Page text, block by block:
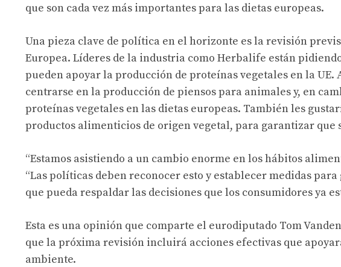
que son cada vez más importantes para las dietas europeas.
Una pieza clave de política en el horizonte es la revisión
Europea. Líderes de la industria como Herbalife están
pueden apoyar la producción de proteínas vegetales en la
centrarse en la producción de piensos para animales y, en
proteínas vegetales en las dietas europeas. También les
productos alimenticios de origen vegetal, para garantizar que
“Estamos asistiendo a un cambio enorme en los hábitos
“Las políticas deben reconocer esto y establecer medidas
que pueda respaldar las decisiones que los consumidores ya
Esta es una opinión que comparte el eurodiputado Tom
que la próxima revisión incluirá acciones efectivas que
ambiente.